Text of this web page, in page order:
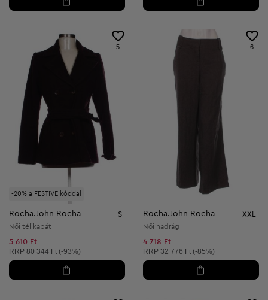
-20% a FESTIVE kóddal
5
Rocha.John Rocha S
Női télikabát
5 610 Ft
Ajánlott ár:
RRP 80 344 Ft (-93%)
6
Rocha.John Rocha XXL
Női nadrág
4 718 Ft
Ajánlott ár:
RRP 32 776 Ft (-85%)